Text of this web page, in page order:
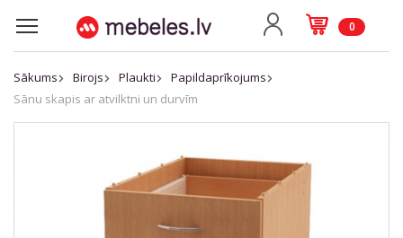
0
Sākums Birojs Plaukti
Papildaprīkojums
Sānu skapis ar atvilktni un durvīm